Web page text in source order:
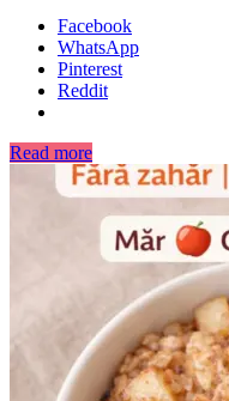
Facebook
WhatsApp
Pinterest
Reddit
Read more